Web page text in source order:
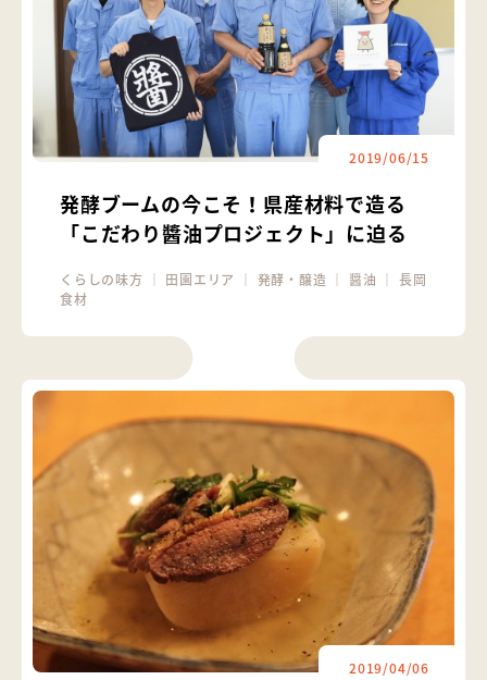
2019/06/15
発酵ブームの今こそ！県産材料で造る
「こだわり醬油プロジェクト」に迫る
くらしの味方 田園エリア 発酵・醸造 ｜醤油 ｜長岡
食材
2019/04/06